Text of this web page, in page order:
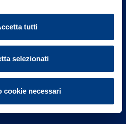
tutti
selezionati
cookie necessari